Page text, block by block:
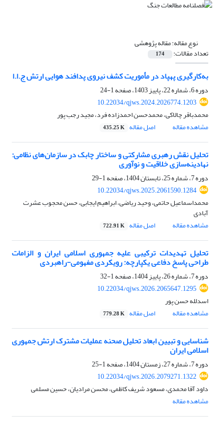
نوع مقاله:مقاله پژوهشی
تعداد مقالات: 174
به‌کارگیری پهپاد در مأموریت‌ کشف نیروی پدافند هوایی ارتش ج.ا.ا
دوره 6، شماره 22، پاییز 1403، صفحه
1-24
10.22034/qjws.2024.2026774.1203
محمدباقر چالاکی، محمدحسن احمدزاده فرد، مجید رجب پور
مشاهده مقاله
اصل مقاله 435.25 K
تحلیل نقش رهبری مشارکتی و ساختار چابک در سازمان‌های نظامی:
نهادینه‌سازی خلاقیت و نوآوری
دوره 7، شماره 25، تابستان 1404، صفحه
1-29
10.22034/qjws.2025.2061590.1284
محمداسماعیل حاتمی، وحید ریاضی، ابراهیم ایجابی، حسن محجوب عشرت
آبادی
مشاهده مقاله
اصل مقاله 722.91 K
تحلیل تهدیدات ترکیبی علیه جمهوری اسلامی ایران و الزامات
طراحی پاسخ دفاعی یکپارچه: رویکردی مفهومی-راهبردی
دوره 7، شماره 26، پاییز 1404، صفحه
1-32
10.22034/qjws.2026.2065647.1295
اسدلله حسن پور
مشاهده مقاله
اصل مقاله 779.28 K
شناسایی و تبیین ابعاد تحلیل صحنه عملیات مشترک ارتش جمهوری
اسلامی ایران
دوره 7، شماره 27، زمستان 1404، صفحه
1-25
10.22034/qjws.2026.2079271.1322
داود آقا محمدی، مسعود شریف کاظمی، محسن مرادیان، حسین مسلمی
مشاهده مقاله